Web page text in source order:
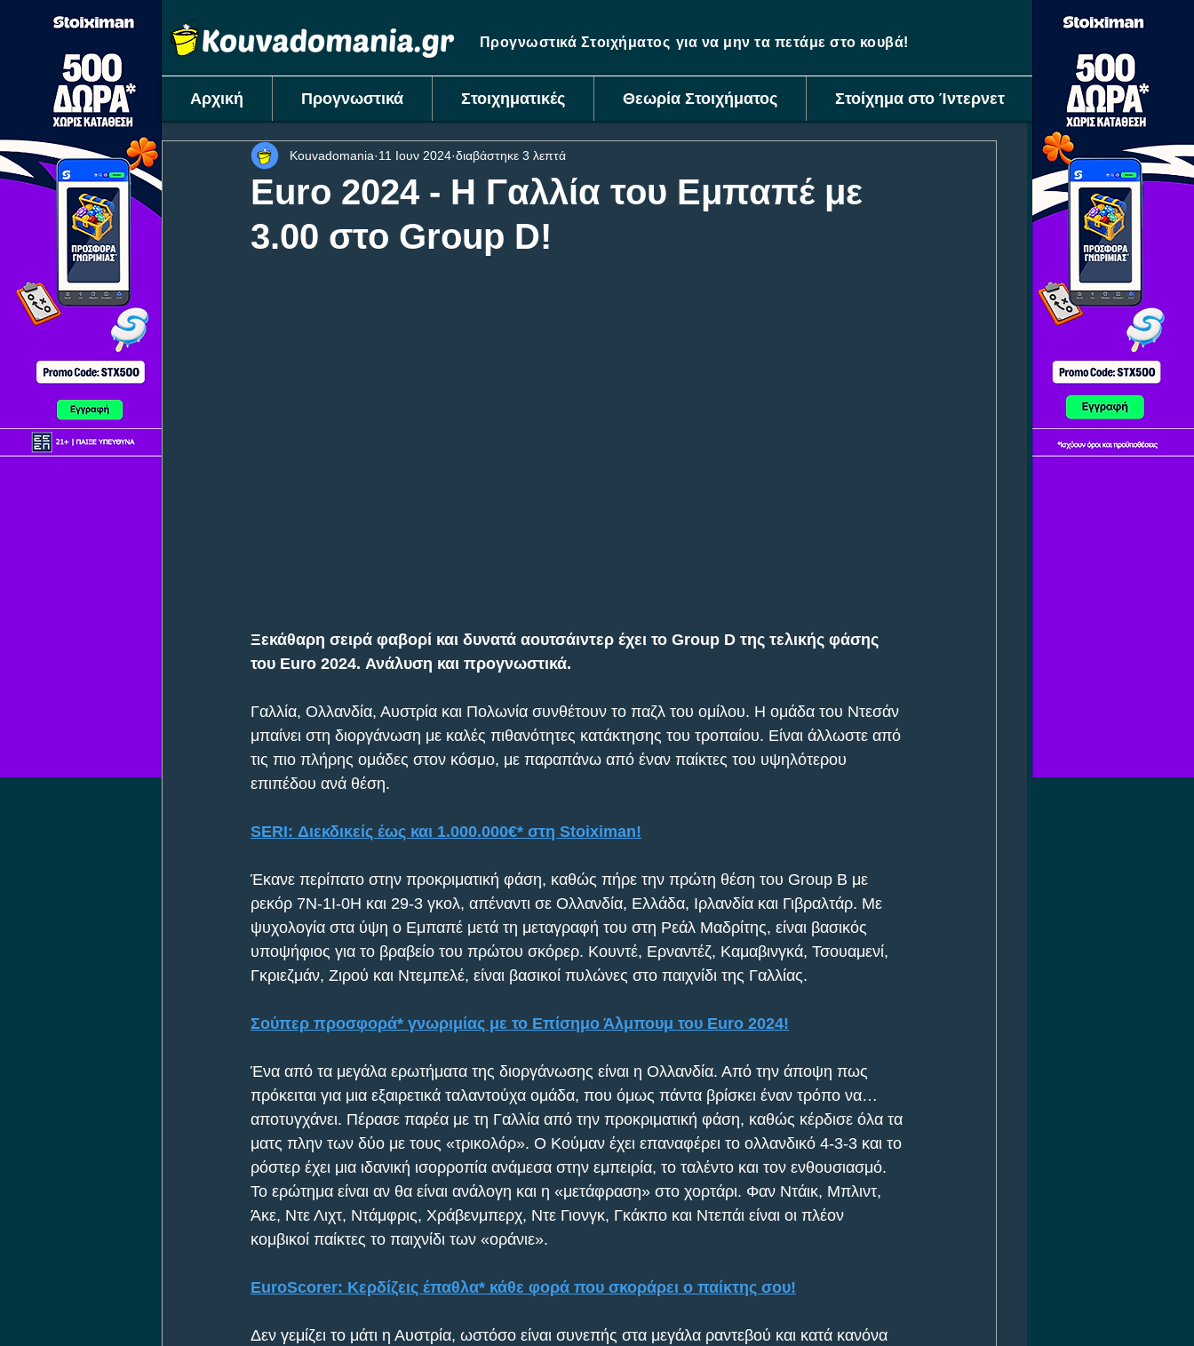
Προγνωστικά Στοιχήματος για να μην τα πετάμε στο κουβά!
Αρχική Προγνωστικά Στοιχηματικές Θεωρία Στοιχήματος Στοίχημα στο Ίντερνετ
Euro 2024 - Η Γαλλία του Εμπαπέ με
3.00 στο Group D!
Kouvadomania 11 Ιουν 2024 διαβάστηκε 3 λεπτά
Ξεκάθαρη σειρά φαβορί και δυνατά αουτσάιντερ έχει το Group D της τελικής φάσης
του Euro 2024. Ανάλυση και προγνωστικά.
Γαλλία, Ολλανδία, Αυστρία και Πολωνία συνθέτουν το παζλ του ομίλου. Η ομάδα του Ντεσάν
μπαίνει στη διοργάνωση με καλές πιθανότητες κατάκτησης του τροπαίου. Είναι άλλωστε από
τις πιο πλήρης ομάδες στον κόσμο, με παραπάνω από έναν παίκτες του υψηλότερου
επιπέδου ανά θέση.
SERI: Διεκδικείς έως και 1.000.000€* στη Stoiximan!
Έκανε περίπατο στην προκριματική φάση, καθώς πήρε την πρώτη θέση του Group B με
ρεκόρ 7Ν-1Ι-0Η και 29-3 γκολ, απέναντι σε Ολλανδία, Ελλάδα, Ιρλανδία και Γιβραλτάρ. Με
ψυχολογία στα ύψη ο Εμπαπέ μετά τη μεταγραφή του στη Ρεάλ Μαδρίτης, είναι βασικός
υποψήφιος για το βραβείο του πρώτου σκόρερ. Κουντέ, Ερναντέζ, Καμαβινγκά, Τσουαμενί,
Γκριεζμάν, Ζιρού και Ντεμπελέ, είναι βασικοί πυλώνες στο παιχνίδι της Γαλλίας.
Σούπερ προσφορά* γνωριμίας με το Επίσημο Άλμπουμ του Euro 2024!
Ένα από τα μεγάλα ερωτήματα της διοργάνωσης είναι η Ολλανδία. Από την άποψη πως
πρόκειται για μια εξαιρετικά ταλαντούχα ομάδα, που όμως πάντα βρίσκει έναν τρόπο να…
αποτυγχάνει. Πέρασε παρέα με τη Γαλλία από την προκριματική φάση, καθώς κέρδισε όλα τα
ματς πλην των δύο με τους «τρικολόρ». Ο Κούμαν έχει επαναφέρει το ολλανδικό 4-3-3 και το
ρόστερ έχει μια ιδανική ισορροπία ανάμεσα στην εμπειρία, το ταλέντο και τον ενθουσιασμό.
Το ερώτημα είναι αν θα είναι ανάλογη και η «μετάφραση» στο χορτάρι. Φαν Ντάικ, Μπλιντ,
Άκε, Ντε Λιχτ, Ντάμφρις, Χράβενμπερχ, Ντε Γιονγκ, Γκάκπο και Ντεπάι είναι οι πλέον
κομβικοί παίκτες το παιχνίδι των «οράνιε».
EuroScorer: Κερδίζεις έπαθλα* κάθε φορά που σκοράρει ο παίκτης σου!
Δεν γεμίζει το μάτι η Αυστρία, ωστόσο είναι συνεπής στα μεγάλα ραντεβού και κατά κανόνα